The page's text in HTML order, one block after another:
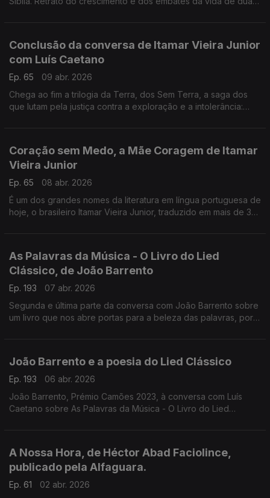
Conclusão da conversa de Itamar Vieira Junior
com Luís Caetano
Ep. 65
09 abr. 2026
Chega ao fim a trilogia da Terra, dos Sem Terra, a saga dos
que lutam pela justiça contra a exploração e a intolerância:
Coração sem Medo, a Mãe Coragem de Itamar
Vieira Junior
Ep. 65
08 abr. 2026
É um dos grandes nomes da literatura em língua portuguesa de
hoje, o brasileiro Itamar Vieira Junior, traduzido em mais de 30
As Palavras da Música - O Livro do Lied
Clássico, de João Barrento
Ep. 193
07 abr. 2026
Segunda e última parte da conversa com João Barrento sobre
um livro que nos abre portas para a beleza das palavras, por
João Barrento e a poesia do Lied Clássico
Ep. 193
06 abr. 2026
João Barrento, Prémio Camões 2023, à conversa com Luís
Caetano sobre As Palavras da Música - O Livro do Lied
A Nossa Hora, de Héctor Abad Faciolince,
publicado pela Alfaguara.
Ep. 61
02 abr. 2026